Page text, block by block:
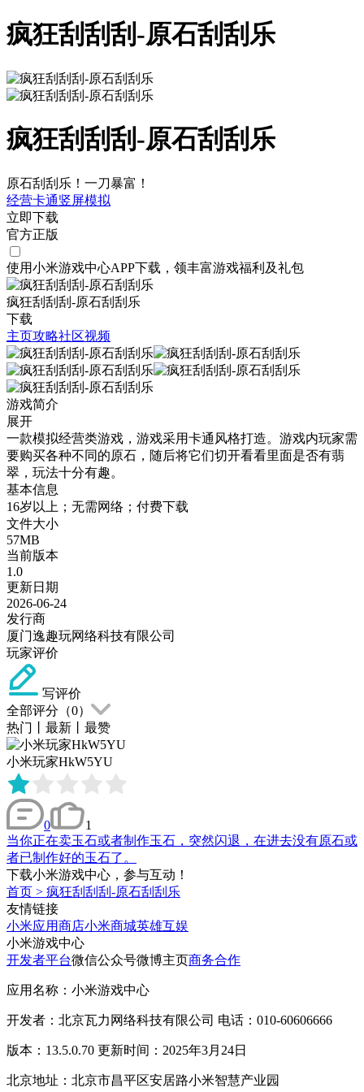
疯狂刮刮刮-原石刮刮乐
疯狂刮刮刮-原石刮刮乐
原石刮刮乐！一刀暴富！
经营卡通竖屏模拟
立即下载
官方正版
使用小米游戏中心APP下载 ，领丰富游戏福利 及礼包
疯狂刮刮刮-原石刮刮乐
下载
主页攻略社区视频
游戏简介
展开
一款模拟经营类游戏，游戏采用卡通风格打造。游戏内玩家需
要购买各种不同的原石，随后将它们切开看看里面是否有翡
翠，玩法十分有趣。
基本信息
16岁以上；无需网络；付费下载
文件大小
57MB
当前版本
1.0
更新日期
2026-06-24
发行商
厦门逸趣玩网络科技有限公司
玩家评价
写评价
全部评分（0）
热门
最新 最赞
小米玩家HkW5YU
0
1
当你正在卖玉石或者制作玉石，突然闪退，在进去没有原石或
者已制作好的玉石了。
下载小米游戏中心，参与互动！
首页 > 疯狂刮刮刮-原石刮刮乐
友情链接
小米应用商店小米商城英雄互娱
小米游戏中心
开发者平台微信公众号微博主页商务合作
应用名称：小米游戏中心
开发者：北京瓦力网络科技有限公司 电话：010-60606666
版本：13.5.0.70 更新时间：2025年3月24日
北京地址：北京市昌平区安居路小米智慧产业园